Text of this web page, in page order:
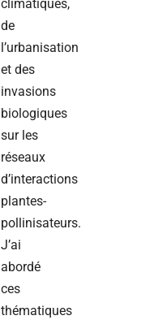
climatiques,
de
l’urbanisation
et des
invasions
biologiques
sur les
réseaux
d’interactions
plantes-
pollinisateurs.
J’ai
abordé
ces
thématiques